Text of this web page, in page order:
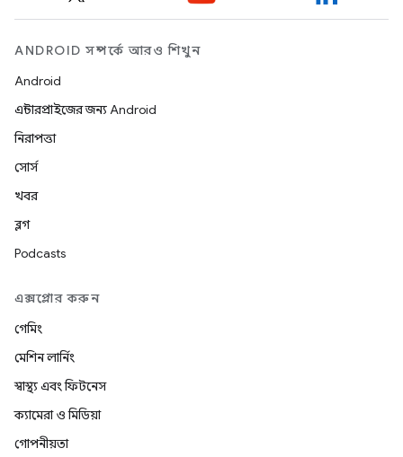
ANDROID সম্পর্কে আরও শিখুন
Android
এন্টারপ্রাইজের জন্য Android
নিরাপত্তা
সোর্স
খবর
ব্লগ
Podcasts
এক্সপ্লোর করুন
গেমিং
মেশিন লার্নিং
স্বাস্থ্য এবং ফিটনেস
ক্যামেরা ও মিডিয়া
গোপনীয়তা